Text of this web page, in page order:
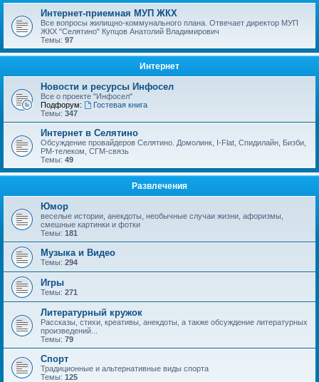
Интернет-приемная МУП ЖКХ
Все вопросы жилищно-коммунального плана. Отвечает директор МУП
ЖКХ "Селятино" Купцов Анатолий Владимирович
Темы: 97
Интернет
Новости и ресурсы Инфосел
Все о проекте "Инфосел"
Подфорум:
Гостевая книга
Темы: 347
Интернет в Селятино
Обсуждение провайдеров Селятино. Домолинк, I-Flat, Спидилайн, Бизби,
РМ-телеком, СГМ-связь
Темы: 49
Развлечения
Юмор
веселые истории, анекдоты, необычные случаи жизни, афоризмы,
смешные картинки и фотки
Темы: 181
Музыка и Видео
Темы: 294
Игры
Темы: 271
Литературный кружок
Рассказы, стихи, креативы, анекдоты, а также обсуждение литературных
произведений...
Темы: 79
Спорт
Традиционные и альтернативные виды спорта
Темы: 125